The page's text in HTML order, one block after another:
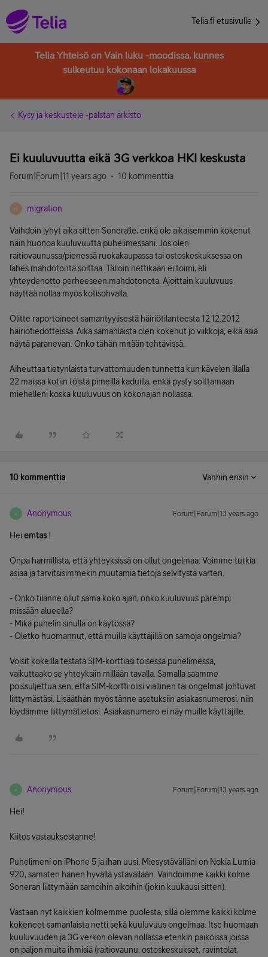
Telia.fi etusivulle
Telia Yhteisö on Vain luku -moodissa, kunnes
sulkeutuu kokonaan lokakuussa
Kysy ja keskustele -palstan arkisto
Ei kuuluvuutta eikä 3G verkkoa HKI keskusta
Forum|Forum|11 years ago 10 kommenttia
M migration
Vaihdoin lyhyt aika sitten Soneralle, enkä ole aikaisemmin kokenut
näin huonoa kuuluvuutta puhelimessani. Jos olen
raitiovaunussa/pienessä ruokakaupassa tai ostoskeskuksessa on
lähes mahdotonta soittaa. Tällöin nettikään ei toimi, eli
yhteydenotto perheeseen mahdotonota. Ajoittain kuuluvuus
näyttää nollaa myös kotisohvalla.
Olitte raportoineet samantyylisestä häiriötilanteesta 12.12.2012
häiriötiedotteissa. Aika samanlaista olen kokenut jo viikkoja, eikä asia
näytä paranevan. Onko tähän mitään tehtävissä.
Aiheuttaa tietynlaista turvattomuuden tunnetta kun kävelen illalla
22 maissa kotiin töistä pimeillä kaduilla, enkä pysty soittamaan
miehelleni koska kuuluvuus on kokonajan nollassa.
10 kommenttia Vanhin ensin
A Anonymous Forum|Forum|13 years ago
Heiemtas!
Onpa harmillista, että yhteyksissä on ollut ongelmaa. Voimme tutkia
asiaa ja tarvitsisimmekin muutamia tietoja selvitystä varten.
- Onko tilanne ollut sama koko ajan, onko kuuluvuus parempi
missään alueella?
- Mikä puhelin sinulla on käytössä?
- Oletko huomannut, että muilla käyttäjillä on samoja ongelmia?
Voisit kokeilla testata SIM-korttiasi toisessa puhelimessa,
vaikuttaako se yhteyksiin millään tavalla. Samalla saamme
poissuljettua sen, että SIM-kortti olisi viallinen tai ongelmat johtuvat
liittymästäsi. Lisääthän myös tänne asetuksiin asiakasnumerosi, niin
löydämme liittymätietosi. Asiakasnumero ei näy muille käyttäjille.
A Anonymous Forum|Forum|13 years ago
Hei!
Kiitos vastauksestanne!
Puhelimeni on iPhone 5 ja ihan uusi. Miesystävälläni on Nokia Lumia
920, samaten hänen hyvällä ystävällään. Vaihdoimme kaikki kolme
Soneran liittymään samoihin aikoihin (jokin kuukausi sitten).
Vastaan nyt kaikkien kolmemme puolesta, sillä olemme kaikki kolme
kokeneet samanlaista netti sekä kuuluvuus ongelmaa. Itse huomaan
kuuluvuuden ja 3G verkon olevan nollassa etenkin paikoissa joissa
on paljon muita ihmisiä (raitiovaunu, ostoskeskukset, ravintolat,